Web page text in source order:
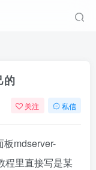
的
关注 私信
mdserver-
程里直接写是某